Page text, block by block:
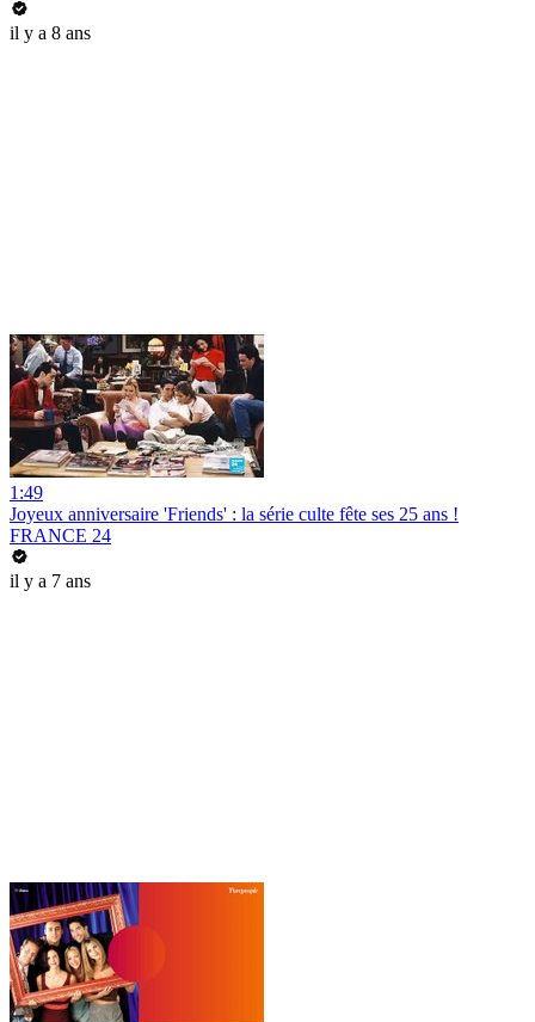
il y a 8 ans
1:49
Joyeux anniversaire 'Friends' : la série culte fête ses 25 ans !
FRANCE 24
il y a 7 ans